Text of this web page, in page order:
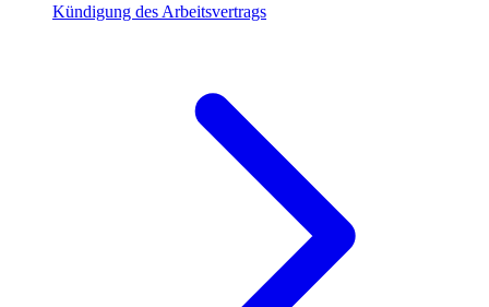
Kündigung des Arbeitsvertrags